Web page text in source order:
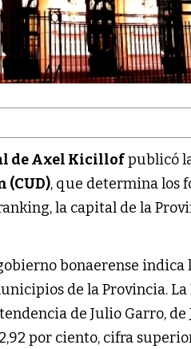
de Axel Kicillofpublicó
(CUD), que determina los
la capital de la
bonaerense indica
de la Provincia.
de Julio Garro,
por ciento, cifra